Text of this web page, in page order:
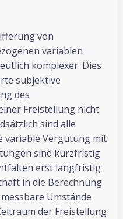
von
variablen
komplexer. Dies
subjektive
des
Freistellung nicht
sind alle
variable Vergütung mit
sind kurzfristig
erst langfristig
in die Berechnung
Umstände
der Freistellung